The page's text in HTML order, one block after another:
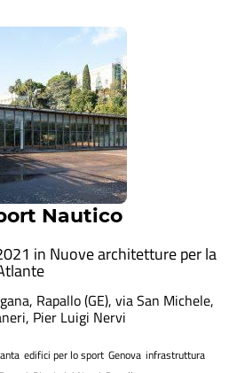
Nautico
in Nuove architetture per la
Rapallo (GE), via San Michele,
Pier Luigi Nervi
edifici per lo sport Genova infrastruttura